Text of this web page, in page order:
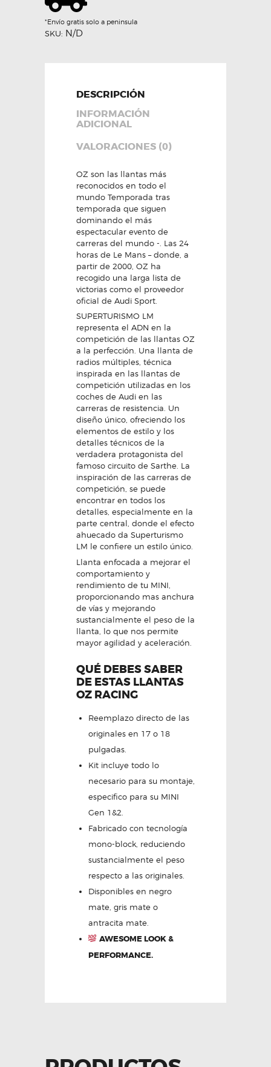
cantidad
*Envío gratis solo a peninsula
SKU: N/D
DESCRIPCIÓN
INFORMACIÓN
ADICIONAL
VALORACIONES (0)
OZ son las llantas más
reconocidos en todo el
mundo Temporada tras
temporada que siguen
dominando el más
espectacular evento de
carreras del mundo -. Las 24
horas de Le Mans – donde, a
partir de 2000, OZ ha
recogido una larga lista de
victorias como el proveedor
oficial de Audi Sport.
SUPERTURISMO LM
representa el ADN en la
competición de las llantas OZ
a la perfección. Una llanta de
radios múltiples, técnica
inspirada en las llantas de
competición utilizadas en los
coches de Audi en las
carreras de resistencia. Un
diseño único, ofreciendo los
elementos de estilo y los
detalles técnicos de la
verdadera protagonista del
famoso circuito de Sarthe. La
inspiración de las carreras de
competición, se puede
encontrar en todos los
detalles, especialmente en la
parte central, donde el efecto
ahuecado da Superturismo
LM le confiere un estilo único.
Llanta enfocada a mejorar el
comportamiento y
rendimiento de tu MINI,
proporcionando mas anchura
de vías y mejorando
sustancialmente el peso de la
llanta, lo que nos permite
mayor agilidad y aceleración.
QUÉ DEBES SABER
DE ESTAS LLANTAS
OZ RACING
Reemplazo directo de las
originales en 17 o 18
pulgadas.
Kit incluye todo lo
necesario para su montaje,
especifico para su MINI
Gen 1&2.
Fabricado con tecnología
mono-block, reduciendo
sustancialmente el peso
respecto a las originales.
Disponibles en negro
mate, gris mate o
antracita mate.
AWESOME LOOK &
PERFORMANCE.